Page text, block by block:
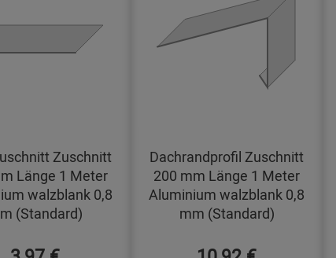
Zuschnitt
Länge 1 Meter
walzblank 0,8
(Standard)
Dachrandprofil Zuschnitt
200 mm Länge 1 Meter
Aluminium walzblank 0,8
mm (Standard)